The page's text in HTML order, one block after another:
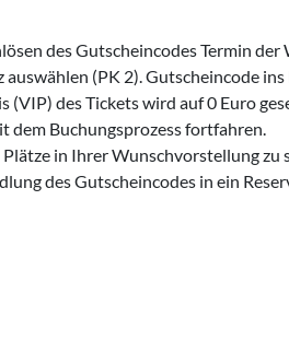
des Gutscheincodes Termin
auswählen (PK 2). Gutscheincode
(VIP) des Tickets wird auf 0 Euro
dem Buchungsprozess fortfahren.
Plätze in Ihrer Wunschvorstellung
des Gutscheincodes in ein